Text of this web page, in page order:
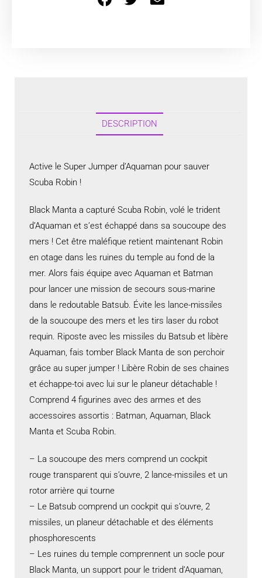
DESCRIPTION
Active le Super Jumper d’Aquaman pour sauver
Scuba Robin !
Black Manta a capturé Scuba Robin, volé le trident
d’Aquaman et s’est échappé dans sa soucoupe des
mers ! Cet être maléfique retient maintenant Robin
en otage dans les ruines du temple au fond de la
mer. Alors fais équipe avec Aquaman et Batman
pour lancer une mission de secours sous-marine
dans le redoutable Batsub. Évite les lance-missiles
de la soucoupe des mers et les tirs laser du robot
requin. Riposte avec les missiles du Batsub et libère
Aquaman, fais tomber Black Manta de son perchoir
grâce au super jumper ! Libère Robin de ses chaines
et échappe-toi avec lui sur le planeur détachable !
Comprend 4 figurines avec des armes et des
accessoires assortis : Batman, Aquaman, Black
Manta et Scuba Robin.
– La soucoupe des mers comprend un cockpit
rouge transparent qui s’ouvre, 2 lance-missiles et un
rotor arrière qui tourne
– Le Batsub comprend un cockpit qui s’ouvre, 2
missiles, un planeur détachable et des éléments
phosphorescents
– Les ruines du temple comprennent un socle pour
Black Manta, un support pour le trident d’Aquaman,